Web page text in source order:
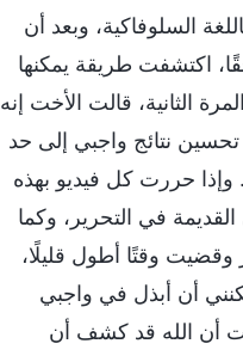
السلوفاكية، وبعد أن
اكتشفت طريقة يمكنها
الثانية، قالت الأخت إنه
نتائج واجبي إلى حد
حررت كل فيديو بهذه
في التحرير، وكما
وقتًا أطول قليلًا،
أن أبذل في واجبي
أن الله قد كشف أن